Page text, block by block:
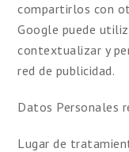
compartirlos con
Google puede
contextualizar y
red de publicidad.
Datos Personales
Lugar de